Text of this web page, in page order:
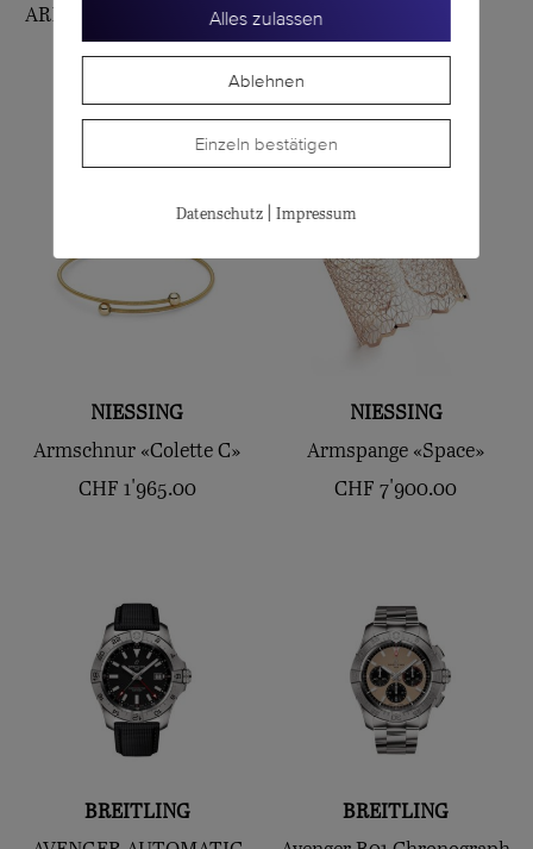
ARMBAND «SHOOTING-
STARS»
CHF9'850.00
NIESSING
Armschnur «Colette C»
CHF 1'965.00
NIESSING
Armspange «Space»
CHF 7'900.00
BREITLING
BREITLING
Alles zulassen
Ablehnen
Einzeln bestätigen
Datenschutz| Impressum